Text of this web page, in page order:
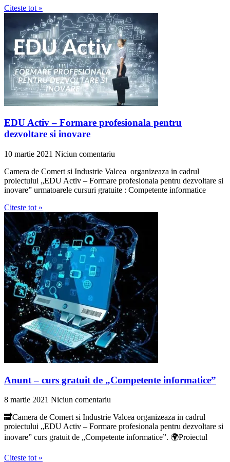
Citeste tot »
EDU Activ – Formare profesionala pentru
dezvoltare si inovare
10 martie 2021 Niciun comentariu
Camera de Comert si Industrie Valcea organizeaza in cadrul
proiectului „EDU Activ – Formare profesionala pentru dezvoltare si
inovare” urmatoarele cursuri gratuite : Competente informatice
Citeste tot »
Anunt – curs gratuit de „Competente informatice”
8 martie 2021 Niciun comentariu
🔜Camera de Comert si Industrie Valcea organizeaza in cadrul
proiectului „EDU Activ – Formare profesionala pentru dezvoltare si
inovare” curs gratuit de „Competente informatice”. 🌍Proiectul
Citeste tot »